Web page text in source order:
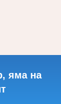
яма на